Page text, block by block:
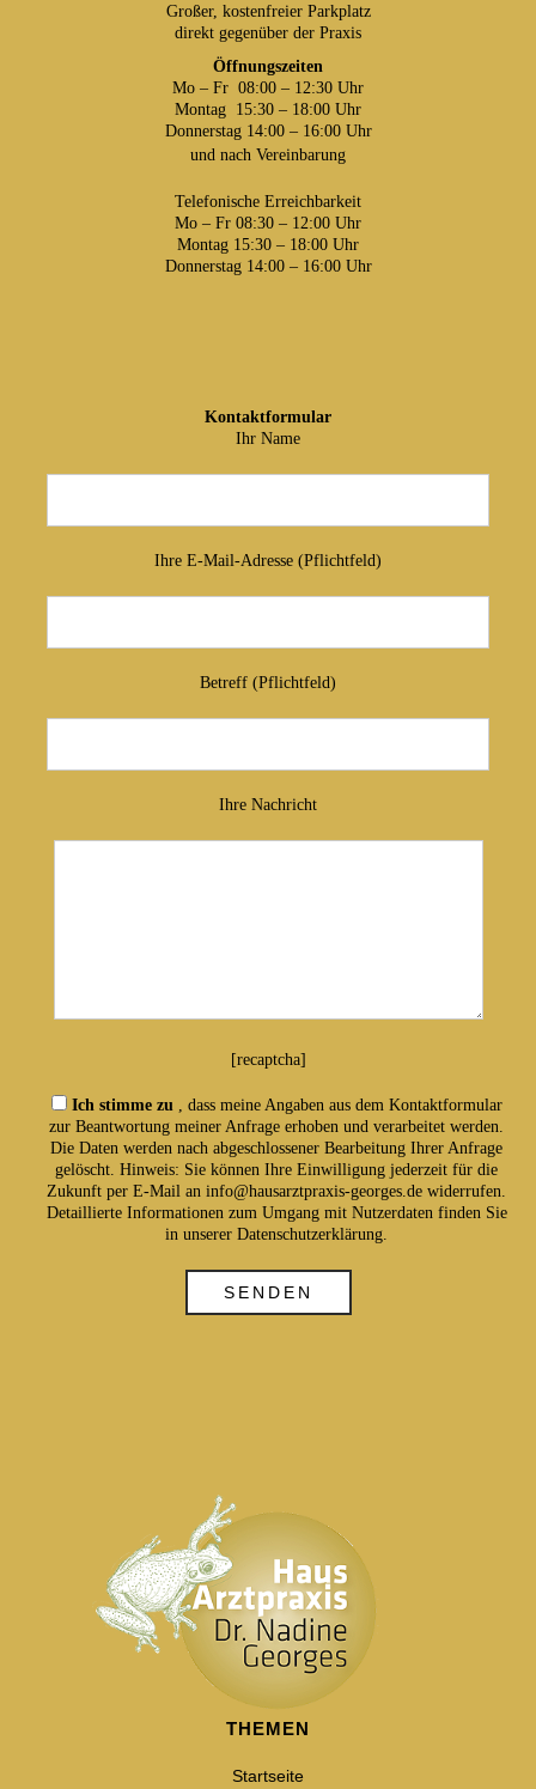
Großer, kostenfreier Parkplatz
direkt gegenüber der Praxis
Öffnungszeiten
Mo – Fr 08:00 – 12:30 Uhr
Montag 15:30 – 18:00 Uhr
Donnerstag 14:00 – 16:00 Uhr
und nach Vereinbarung
Telefonische Erreichbarkeit
Mo – Fr 08:30 – 12:00 Uhr
Montag 15:30 – 18:00 Uhr
Donnerstag 14:00 – 16:00 Uhr
Kontaktformular
Ihr Name
Ihre E-Mail-Adresse (Pflichtfeld)
Betreff (Pflichtfeld)
Ihre Nachricht
[recaptcha]
Ich stimme zu
, dass meine Angaben aus dem Kontaktformular
zur Beantwortung meiner Anfrage erhoben und verarbeitet werden.
Die Daten werden nach abgeschlossener Bearbeitung Ihrer Anfrage
gelöscht. Hinweis: Sie können Ihre Einwilligung jederzeit für die
Zukunft per E-Mail an info@hausarztpraxis-georges.de widerrufen.
Detaillierte Informationen zum Umgang mit Nutzerdaten finden Sie
in unserer Datenschutzerklärung.
THEMEN
Startseite